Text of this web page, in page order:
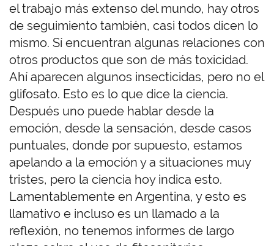
el trabajo más extenso del mundo, hay otros
de seguimiento también, casi todos dicen lo
mismo. Sí encuentran algunas relaciones con
otros productos que son de más toxicidad.
Ahí aparecen algunos insecticidas, pero no el
glifosato. Esto es lo que dice la ciencia.
Después uno puede hablar desde la
emoción, desde la sensación, desde casos
puntuales, donde por supuesto, estamos
apelando a la emoción y a situaciones muy
tristes, pero la ciencia hoy indica esto.
Lamentablemente en Argentina, y esto es
llamativo e incluso es un llamado a la
reflexión, no tenemos informes de largo